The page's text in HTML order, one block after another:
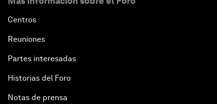
Centros
Reuniones
Partes interesadas
Historias del Foro
Notas de prensa